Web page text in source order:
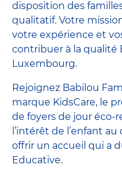
disposition des
qualitatif. Votre
votre expérience et
contribuer à la qualité
Luxembourg.
Rejoignez Babilou
marque KidsCare, le
de foyers de jour éco-
l’intérêt de l’enfant
offrir un accueil qui a
Educative.